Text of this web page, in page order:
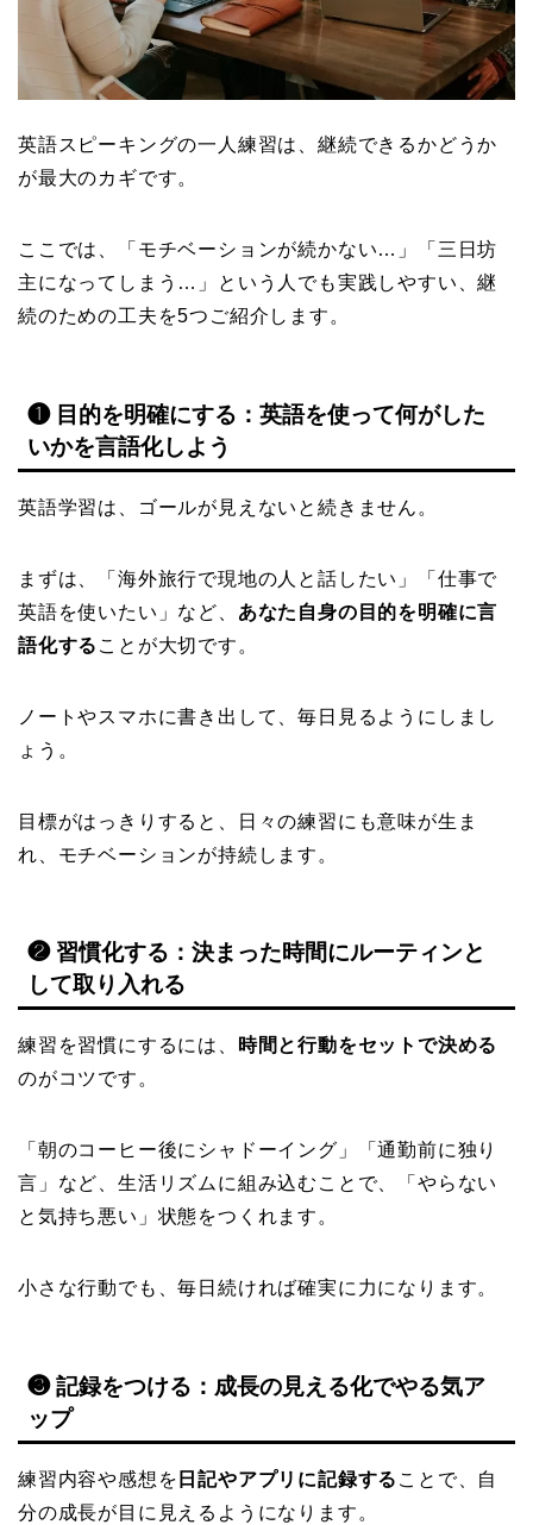
英語スピーキングの一人練習は、継続できるかどうか
が最大のカギです。
ここでは、「モチベーションが続かない…」「三日坊
主になってしまう…」という人でも実践しやすい、継
続のための工夫を5つご紹介します。
❶ 目的を明確にする：英語を使って何がした
いかを言語化しよう
英語学習は、ゴールが見えないと続きません。
まずは、「海外旅行で現地の人と話したい」「仕事で
英語を使いたい」など、 あなた自身の目的を明確に言
語化する ことが大切です。
ノートやスマホに書き出して、毎日見るようにしまし
ょう。
目標がはっきりすると、日々の練習にも意味が生ま
れ、モチベーションが持続します。
❷ 習慣化する：決まった時間にルーティンと
して取り入れる
練習を習慣にするには、
時間と行動をセットで決める
のがコツです。
「朝のコーヒー後にシャドーイング」「通勤前に独り
言」など、生活リズムに組み込むことで、「やらない
と気持ち悪い」状態をつくれます。
小さな行動でも、毎日続ければ確実に力になります。
❸ 記録をつける：成長の見える化でやる気ア
ップ
練習内容や感想を 日記やアプリに記録する ことで、自
分の成長が目に見えるようになります。